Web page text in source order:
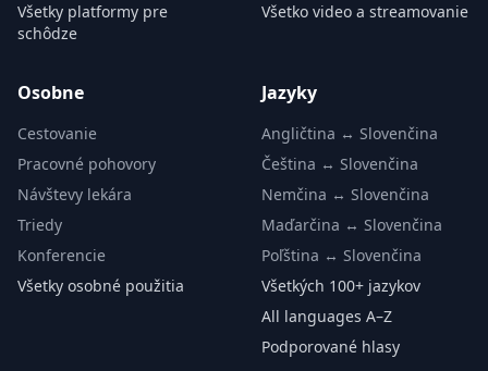
Všetky platformy pre
schôdze
Všetko video a streamovanie
Osobne
Cestovanie
Pracovné pohovory
Návštevy lekára
Triedy
Konferencie
Všetky osobné použitia
Jazyky
Angličtina ↔ Slovenčina
Čeština ↔ Slovenčina
Nemčina ↔ Slovenčina
Maďarčina ↔ Slovenčina
Poľština ↔ Slovenčina
Všetkých 100+ jazykov
All languages A–Z
Podporované hlasy